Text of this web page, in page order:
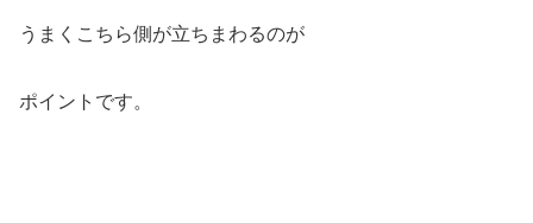
うまくこちら側が立ちまわるのが
ポイントです。